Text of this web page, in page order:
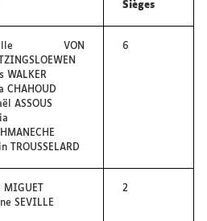
Sièges
VON
WALKER
CHAHOUD
ASSOUS
TROUSSELARD
6
MIGUET
SEVILLE
2